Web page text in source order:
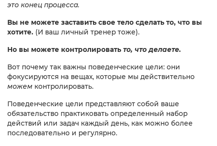
это конец процесса.
Вы не можете заставить свое тело сделать то, что вы
хотите. (И ваш личный тренер тоже).
Но вы можете контролировать то, что делаете.
Вот почему так важны поведенческие цели: они
фокусируются на вещах, которые мы действительно
можем контролировать.
Поведенческие цели представляют собой ваше
обязательство практиковать определенный набор
действий или задач каждый день, как можно более
последовательно и регулярно.